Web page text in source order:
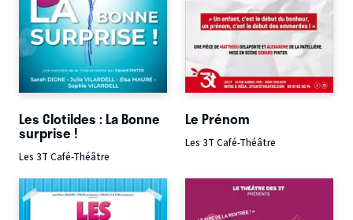
Les Clotildes : La Bonne
surprise !
Les 3T Café-Théâtre
Le Prénom
Les 3T Café-Théâtre